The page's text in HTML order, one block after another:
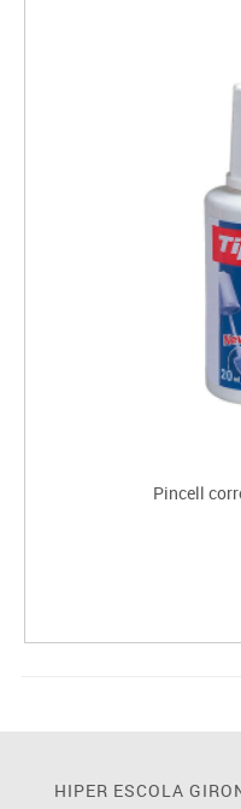
Pincell
HIPER ESCOLA